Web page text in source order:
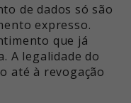
de dados só são
expresso.
que já
A legalidade do
até à revogação